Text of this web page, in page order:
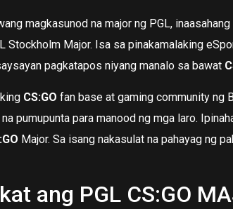
magkasunod na major ng PGL,
Stockholm Major. Isa sa pinakamalaking
pagkatapos niyang manalo sa bawat
CS:GO fan base at gaming community ng
pumupunta para manood ng mga laro.
Major. Sa isang nakasulat na pahayag ng
ang PGL CS:GO